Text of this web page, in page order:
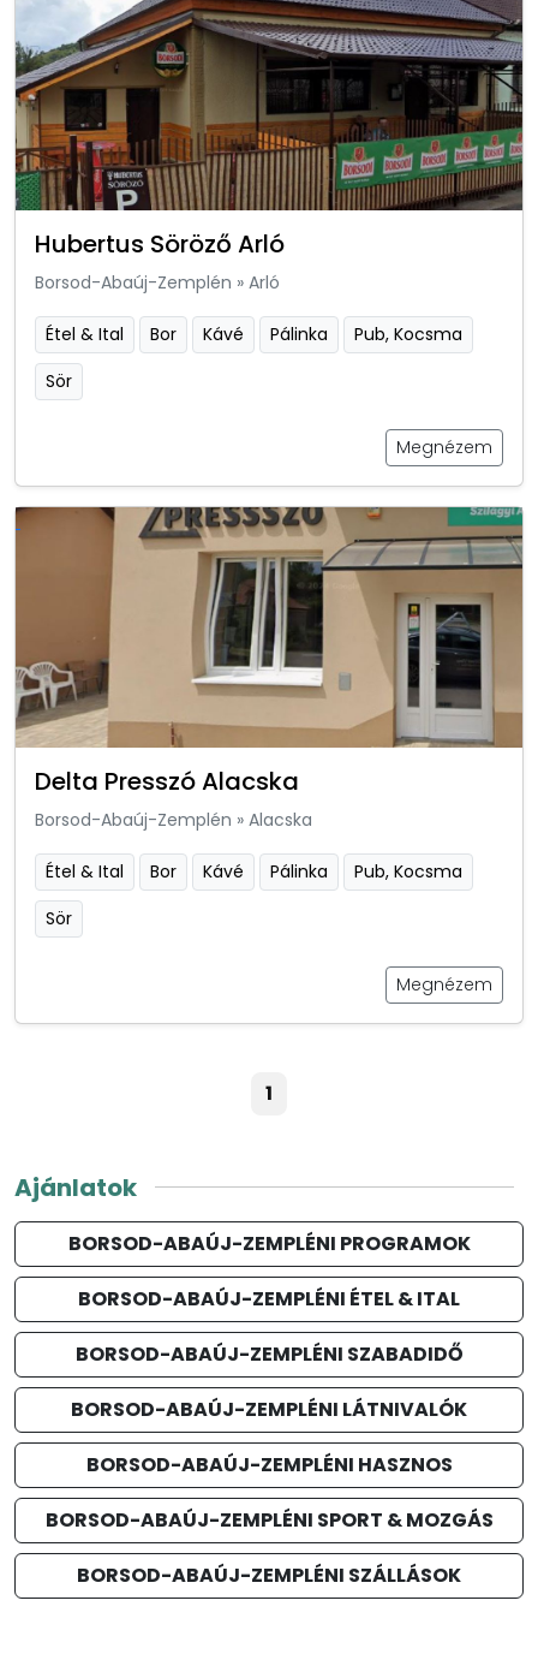
Hubertus Söröző Arló
Borsod-Abaúj-Zemplén » Arló
Étel & Ital Bor Kávé Pálinka
Pub, Kocsma
Sör
Megnézem
Delta Presszó Alacska
Borsod-Abaúj-Zemplén » Alacska
Étel & Ital Bor Kávé Pálinka
Pub, Kocsma
Sör
Megnézem
1
Ajánlatok
BORSOD-ABAÚJ-ZEMPLÉNI PROGRAMOK
BORSOD-ABAÚJ-ZEMPLÉNI ÉTEL & ITAL
BORSOD-ABAÚJ-ZEMPLÉNI SZABADIDŐ
BORSOD-ABAÚJ-ZEMPLÉNI LÁTNIVALÓK
BORSOD-ABAÚJ-ZEMPLÉNI HASZNOS
BORSOD-ABAÚJ-ZEMPLÉNI SPORT & MOZGÁS
BORSOD-ABAÚJ-ZEMPLÉNI SZÁLLÁSOK